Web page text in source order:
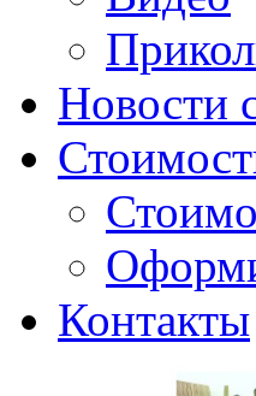
Новости
Контакты